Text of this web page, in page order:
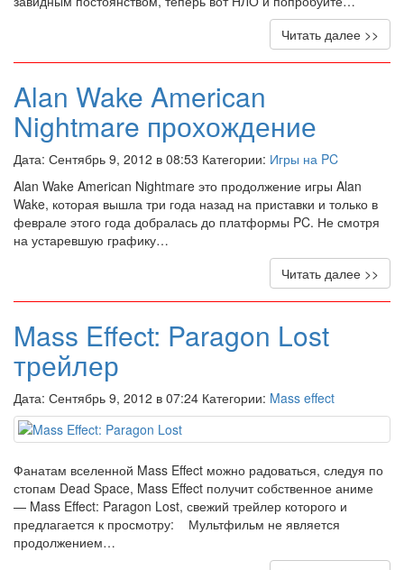
Читать далее >>
Alan Wake American
Nightmare прохождение
Дата: Сентябрь 9, 2012 в 08:53 Категории: Игры на PC
Alan Wake American Nightmare это продолжение игры Alan
Wake, которая вышла три года назад на приставки и только в
феврале этого года добралась до платформы PC. Не смотря
на устаревшую графику…
Читать далее >>
Mass Effect: Paragon Lost
трейлер
Дата: Сентябрь 9, 2012 в 07:24 Категории: Mass effect
Фанатам вселенной Mass Effect можно радоваться, следуя по
стопам Dead Space, Mass Effect получит собственное аниме
— Mass Effect: Paragon Lost, свежий трейлер которого и
предлагается к просмотру: Мультфильм не является
продолжением…